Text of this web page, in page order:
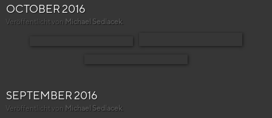
OCTOBER 2016
Veröffentlicht von Michael Sedlacek
SEPTEMBER 2016
Veröffentlicht von Michael Sedlacek